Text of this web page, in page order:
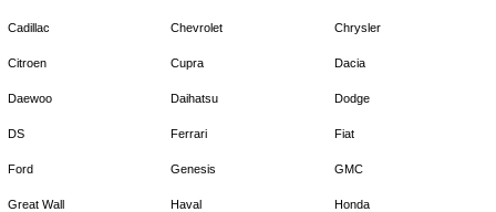
Cadillac Chevrolet Chrysler
Citroen Cupra Dacia
Daewoo Daihatsu Dodge
DS Ferrari Fiat
Ford Genesis GMC
Great Wall Haval Honda